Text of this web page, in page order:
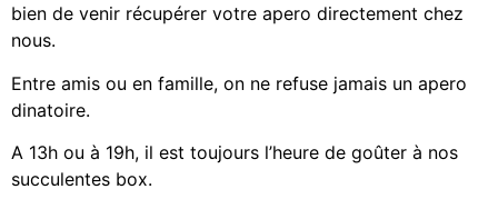
bien de venir récupérer votre apero directement chez
nous.
Entre amis ou en famille, on ne refuse jamais un apero
dinatoire.
A 13h ou à 19h, il est toujours l’heure de goûter à nos
succulentes box.